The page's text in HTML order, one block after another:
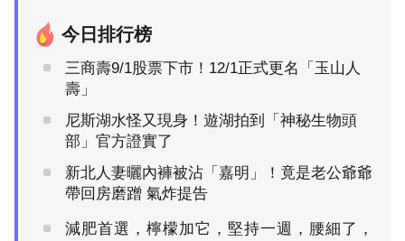
今日排行榜
三商壽9/1股票下市！12/1正式更名「玉山人
壽」
尼斯湖水怪又現身！遊湖拍到「神秘生物頭
部」官方證實了
新北人妻曬內褲被沾「嘉明」！竟是老公爺爺
帶回房磨蹭 氣炸提告
減肥首選，檸檬加它，堅持一週，腰細了，